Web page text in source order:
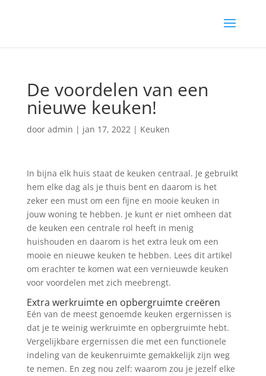
De voordelen van een
nieuwe keuken!
door admin | jan 17, 2022| Keuken
In bijna elk huis staat de keuken centraal. Je gebruikt
hem elke dag als je thuis bent en daarom is het
zeker een must om een fijne en mooie keuken in
jouw woning te hebben. Je kunt er niet omheen dat
de keuken een centrale rol heeft in menig
huishouden en daarom is het extra leuk om een
mooie en nieuwe keuken te hebben. Lees dit artikel
om erachter te komen wat een vernieuwde keuken
voor voordelen met zich meebrengt.
Extra werkruimte en opbergruimte creëren
Eén van de meest genoemde keuken ergernissen is
dat je te weinig werkruimte en opbergruimte hebt.
Vergelijkbare ergernissen die met een functionele
indeling van de keukenruimte gemakkelijk zijn weg
te nemen. En zeg nou zelf: waarom zou je jezelf elke